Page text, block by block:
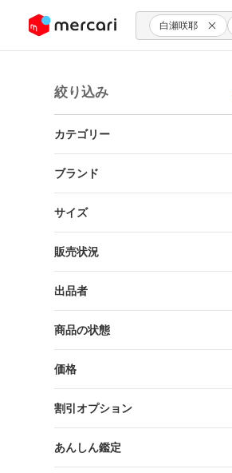
ツにスキップ 白瀬咲耶
絞り込み
カテゴリー
ブランド
サイズ
販売状況
出品者
商品の状態
価格
割引オプション
あんしん鑑定